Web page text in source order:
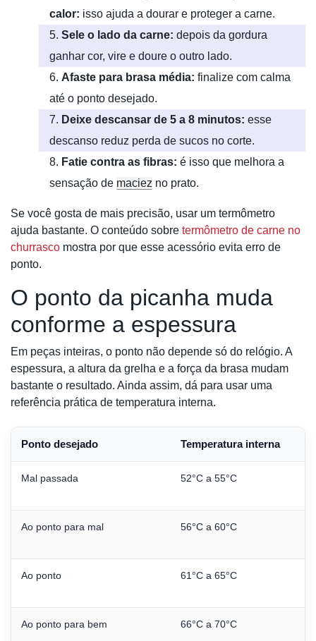
calor: isso ajuda a dourar e proteger a carne.
Sele o lado da carne: depois da gordura
ganhar cor, vire e doure o outro lado.
Afaste para brasa média: finalize com calma
até o ponto desejado.
Deixe descansar de 5 a 8 minutos: esse
descanso reduz perda de sucos no corte.
Fatie contra as fibras: é isso que melhora a
sensação de maciez no prato.
Se você gosta de mais precisão, usar um termômetro
ajuda bastante. O conteúdo sobre termômetro de carne no
churrasco mostra por que esse acessório evita erro de
ponto.
O ponto da picanha muda
conforme a espessura
Em peças inteiras, o ponto não depende só do relógio. A
espessura, a altura da grelha e a força da brasa mudam
bastante o resultado. Ainda assim, dá para usar uma
referência prática de temperatura interna.
Ponto desejado Temperatura interna
Mal passada 52°C a 55°C
Ao ponto para mal 56°C a 60°C
Ao ponto 61°C a 65°C
Ao ponto para bem 66°C a 70°C